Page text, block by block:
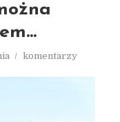
komentarzy